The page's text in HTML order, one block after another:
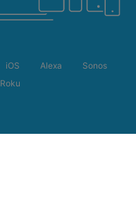
iOS Alexa
Sonos
Roku